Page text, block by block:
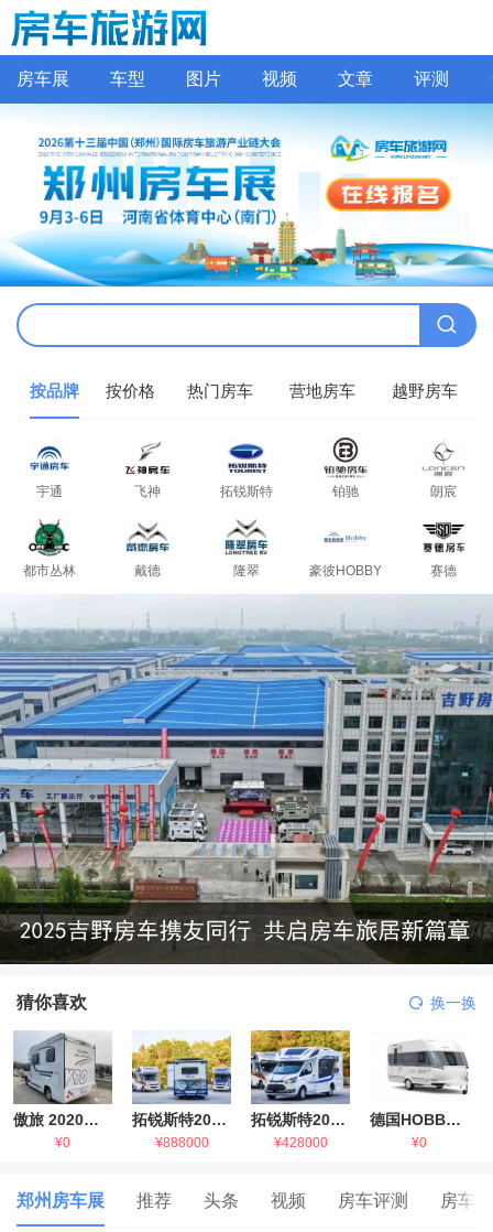
房车展 车型 图片 视频 文章 评测
按品牌 按价格 热门房车 营地房车 越野房车
宇通 飞神 拓锐斯特 铂驰 朗宸
都市丛林 戴德 隆翠 豪彼HOBBY 赛德
猜你喜欢 换一换
傲旅 2020金旅国六海狮房车
¥0
拓锐斯特2021款进口依维柯房车
¥888000
拓锐斯特2021款 福特T型锐典版房车
¥428000
德国HOBBY拖挂房车豪华版
¥0
郑州房车展 推荐 头条 视频 房车评测 房车